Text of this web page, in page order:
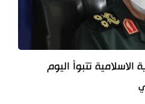
تتبوأ اليوم